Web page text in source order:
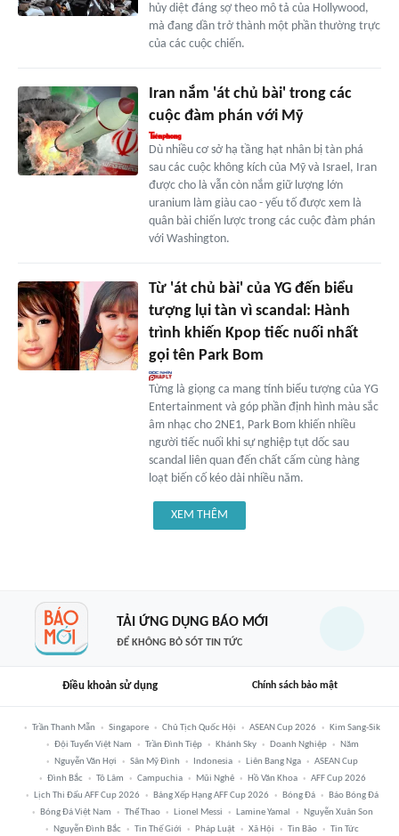
hủy diệt đáng sợ theo mô tả của Hollywood,
mà đang dần trở thành một phần thường trực
của các cuộc chiến.
Iran nắm 'át chủ bài' trong các
cuộc đàm phán với Mỹ
Dù nhiều cơ sở hạ tầng hạt nhân bị tàn phá
sau các cuộc không kích của Mỹ và Israel, Iran
được cho là vẫn còn nắm giữ lượng lớn
uranium làm giàu cao - yếu tố được xem là
quân bài chiến lược trong các cuộc đàm phán
với Washington.
Từ 'át chủ bài' của YG đến biểu
tượng lụi tàn vì scandal: Hành
trình khiến Kpop tiếc nuối nhất
gọi tên Park Bom
Từng là giọng ca mang tính biểu tượng của YG
Entertainment và góp phần định hình màu sắc
âm nhạc cho 2NE1, Park Bom khiến nhiều
người tiếc nuối khi sự nghiệp tụt dốc sau
scandal liên quan đến chất cấm cùng hàng
loạt biến cố kéo dài nhiều năm.
XEM THÊM
TẢI ỨNG DỤNG BÁO MỚI
ĐỂ KHÔNG BỎ SÓT TIN TỨC
Điều khoản sử dụng Chính sách bảo mật
Trần Thanh Mẫn Singapore Chủ Tịch Quốc Hội ASEAN Cup 2026
Kim Sang-Sik
Đội Tuyển Việt Nam
Trần Đình Tiệp Khánh Sky Doanh Nghiệp
Năm
Nguyễn Văn Hợi
Sân Mỹ Đình Indonesia Liên Bang Nga
ASEAN Cup
Đình Bắc
Tô Lâm Campuchia Mũi Nghê Hồ Văn Khoa
AFF Cup 2026
Lịch Thi Đấu AFF Cup 2026
Bảng Xếp Hạng AFF Cup 2026 Bóng Đá
Báo Bóng Đá
Bóng Đá Việt Nam
Thể Thao Lionel Messi Lamine Yamal
Nguyễn Xuân Son
Nguyễn Đình Bắc
Tin Thế Giới Pháp Luật Xã Hội Tin Bão Tin Tức